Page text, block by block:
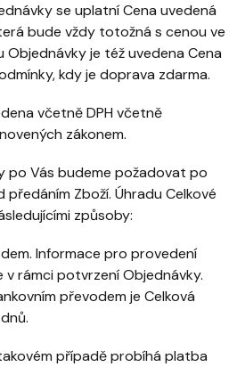
se uplatní Cena uvedená
bude vždy totožná s cenou ve
Objednávky je též uvedena Cena
kdy je doprava zdarma.
včetně DPH včetně
zákonem.
po Vás budeme požadovat po
předáním Zboží. Úhradu Celkové
způsoby:
Informace pro provedení
v rámci potvrzení Objednávky.
převodem je Celková
případě probíhá platba